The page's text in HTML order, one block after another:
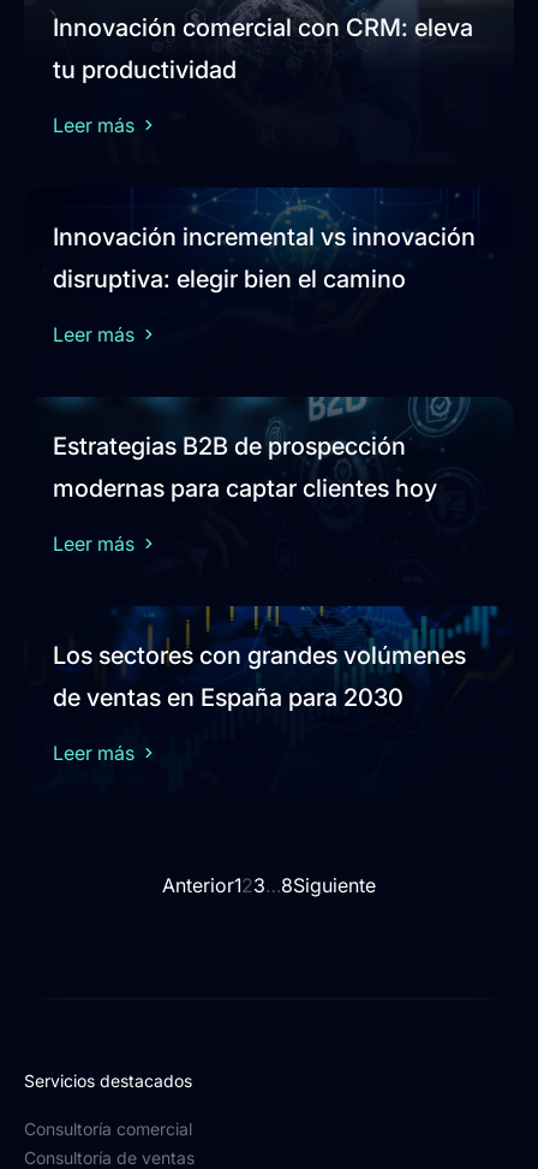
Innovación comercial con CRM: eleva
tu productividad
Leer más
Innovación incremental vs innovación
disruptiva: elegir bien el camino
Leer más
Estrategias B2B de prospección
modernas para captar clientes hoy
Leer más
Los sectores con grandes volúmenes
de ventas en España para 2030
Leer más
Anterior123…8Siguiente
Servicios destacados
Consultoría comercial
Consultoría de ventas